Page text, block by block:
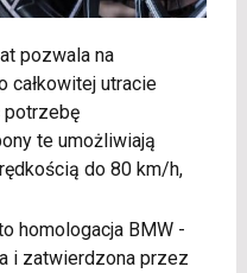
pozwala na
całkowitej utracie
potrzebę
te umożliwiają
do 80 km/h,
homologacja BMW -
i zatwierdzona przez